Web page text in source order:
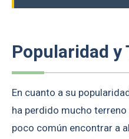
Popularidad y
En cuanto a su
ha perdido mucho
poco común encontrar a